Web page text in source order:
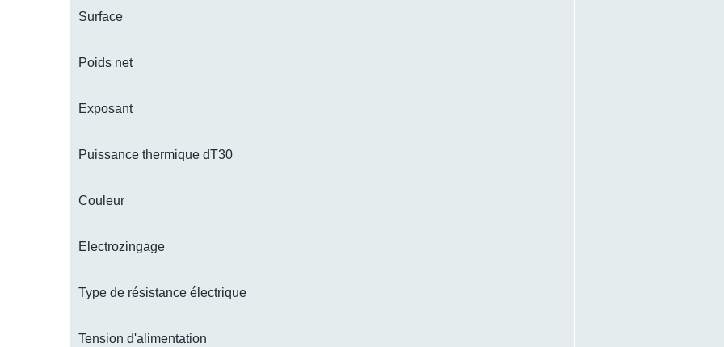
Surface
Poids net
Exposant
Puissance thermique dT30
Couleur
Electrozingage
Type de résistance électrique
Tension d'alimentation